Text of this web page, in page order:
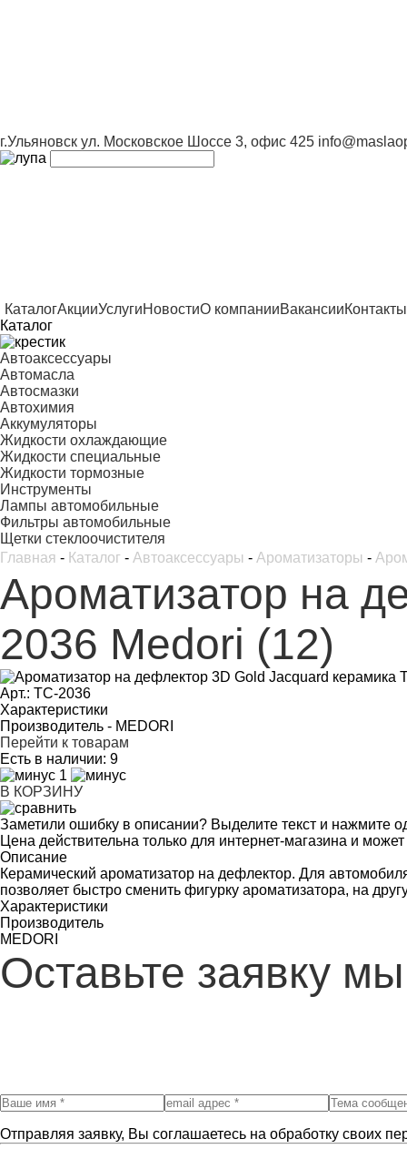
г.Ульяновск ул. Московское Шоссе 3, офис 425
КаталогАкцииУслугиНовостиО компанииВакансииКонтакты
Каталог
Автоаксессуары
Автомасла
Автосмазки
Автохимия
Аккумуляторы
Жидкости охлаждающие
Жидкости специальные
Жидкости тормозные
Инструменты
Лампы автомобильные
Фильтры автомобильные
Щетки стеклоочистителя
Главная - Каталог - Автоаксессуары - Ароматизаторы -
Ароматизатор на
2036 Medori (12)
Арт.: TC-2036
Характеристики
Производитель - MEDORI
Перейти к товарам
Есть в наличии: 9
1
В КОРЗИНУ
Заметили ошибку в описании? Выделите текст и нажмите
Цена действительна только для интернет-магазина и
Описание
Керамический ароматизатор на дефлектор. Для
позволяет быстро сменить фигурку ароматизатора, на
Характеристики
Производитель
MEDORI
Оставьте заявку
Отправляя заявку, Вы соглашаетесь на обработку своих